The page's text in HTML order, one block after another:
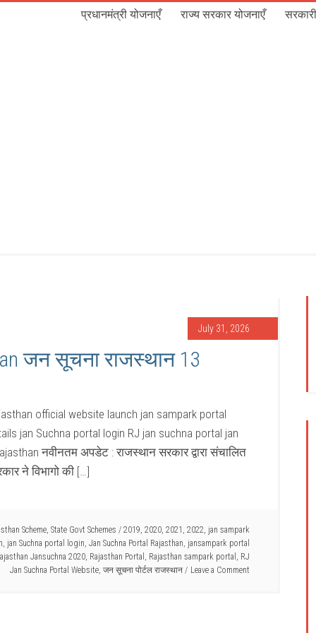
प्रधानमंत्री योजनाएँ राज्य सरकार योजनाएँ
July 31, 2026
जन सूचना राजस्थान 13
official website launch jan sampark portal
jan Suchna portal login RJ jan suchna portal jan
नवीनतम अपडेट : राजस्थान सरकार द्वारा संचालित
ने विभागो की […]
Scheme, State Govt Schemes / 2019, 2020, 2021 , 2022, jan sampark
, jan Suchna portal login, Jan Suchna Portal Rajasthan, jansampark portal
Jansuchna 2020, Rajasthan Portal , Rajasthan sampark portal , RJ
Jan Suchna Portal Website, जन सूचना पोर्टल राजस्थान Leave a Comment